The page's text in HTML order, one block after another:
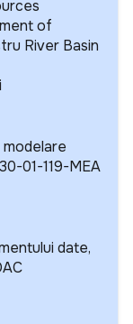
of
River Basin
01-119-MEA
date,